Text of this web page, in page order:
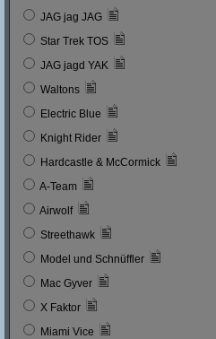
JAG jag JAG
Star Trek TOS
JAG jagd YAK
Waltons
Electric Blue
Knight Rider
Hardcastle & McCormick
A-Team
Airwolf
Streethawk
Model und Schnüffler
Mac Gyver
X Faktor
Miami Vice